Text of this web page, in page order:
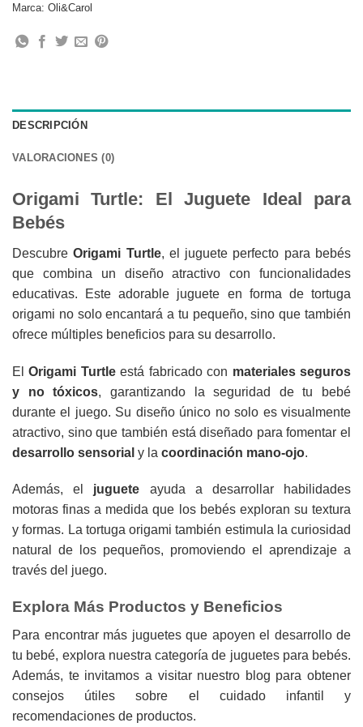
Marca: Oli&Carol
DESCRIPCIÓN
VALORACIONES (0)
Origami Turtle: El Juguete Ideal para
Bebés
DescubreOrigami Turtle, el juguete perfecto para bebés
que combina un diseño atractivo con funcionalidades
educativas. Este adorable juguete en forma de tortuga
origami no solo encantará a tu pequeño, sino que también
ofrece múltiples beneficios para su desarrollo.
ElOrigami Turtleestá fabricado con materiales seguros
y no tóxicos, garantizando la seguridad de tu bebé
durante el juego. Su diseño único no solo es visualmente
atractivo, sino que también está diseñado para fomentar el
desarrollo sensorial y la coordinación mano-ojo.
Además, el juguete ayuda a desarrollar habilidades
motoras finas a medida que los bebés exploran su textura
y formas. La tortuga origami también estimula la curiosidad
natural de los pequeños, promoviendo el aprendizaje a
través del juego.
Explora Más Productos y Beneficios
Para encontrar más juguetes que apoyen el desarrollo de
tu bebé, explora nuestra categoría de juguetes para bebés.
Además, te invitamos a visitar nuestro blog para obtener
consejos útiles sobre el cuidado infantil y
recomendaciones de productos.